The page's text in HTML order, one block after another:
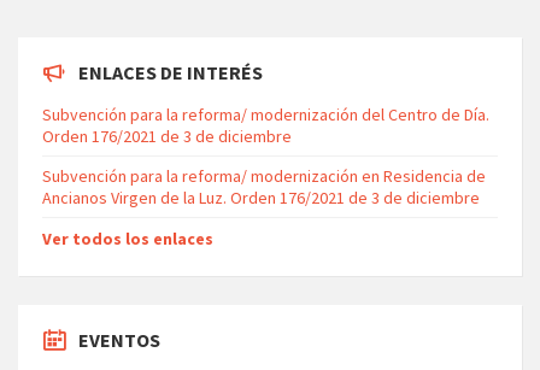
ENLACES DE INTERÉS
Subvención para la reforma/ modernización del Centro de Día.
Orden 176/2021 de 3 de diciembre
Subvención para la reforma/ modernización en Residencia de
Ancianos Virgen de la Luz. Orden 176/2021 de 3 de diciembre
Ver todos los enlaces
EVENTOS